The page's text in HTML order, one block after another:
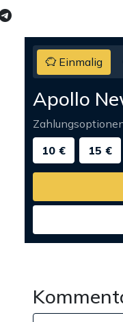
Einmalig
Apollo
10 €
15 €